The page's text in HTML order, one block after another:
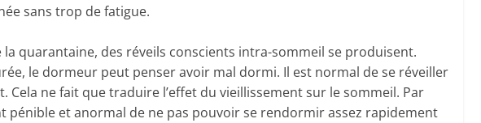
sans trop de fatigue.
quarantaine, des réveils conscients intra-sommeil se produisent.
le dormeur peut penser avoir mal dormi. Il est normal de se réveiller
Cela ne fait que traduire l’effet du vieillissement sur le sommeil. Par
pénible et anormal de ne pas pouvoir se rendormir assez rapidement